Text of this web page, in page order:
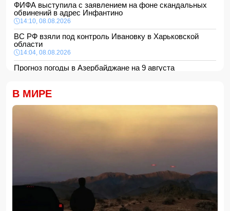
ФИФА выступила с заявлением на фоне скандальных
обвинений в адрес Инфантино
14:10, 08.08.2026
ВС РФ взяли под контроль Ивановку в Харьковской
области
14:04, 08.08.2026
Прогноз погоды в Азербайджане на 9 августа
Никол Пашинян позвонил Ильхаму Алиеву
СМИ: США ищут на Кубе фигуру для повторения
"венесуэльского сценария"
В Сахалинской области произошло землетрясение
Новая Зеландия ввела 35-й пакет санкций против
России
12:28, 08.08.2026
Защитник "Барселоны" Рональд Араухо переходит в
В МИРЕ